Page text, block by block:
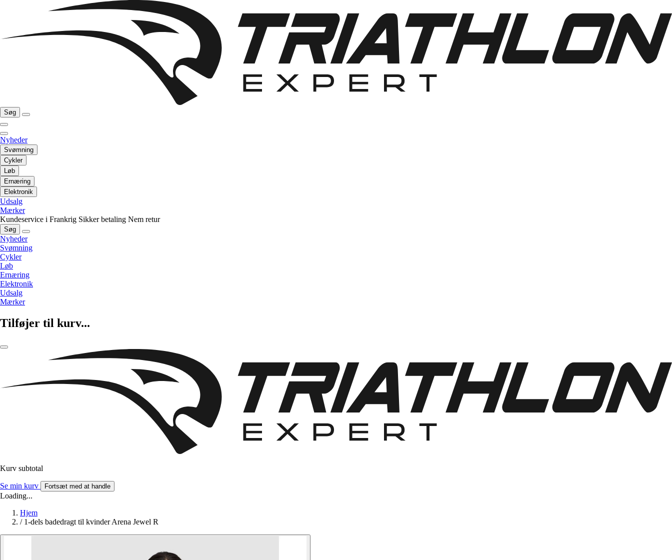
Søg
Nyheder
Svømning
Cykler
Løb
Ernæring
Elektronik
Udsalg
Mærker
Kundeservice i Frankrig Sikker betaling Nem retur
Søg
Nyheder
Svømning
Cykler
Løb
Ernæring
Elektronik
Udsalg
Mærker
Tilføjer til kurv...
Kurv subtotal
Se min kurv Fortsæt med at handle
Loading...
Hjem
/ 1-dels badedragt til kvinder Arena Jewel R